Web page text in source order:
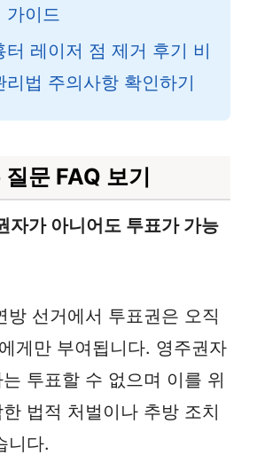
가이드
터 레이저 점 제거 후기 비
리법 주의사항 확인하기
문 FAQ 보기
자가 아니어도 투표가 가능
방 선거에서 투표권은 오직
게만 부여됩니다. 영주권자
투표할 수 없으며 이를 위
법적 처벌이나 추방 조치
니다.